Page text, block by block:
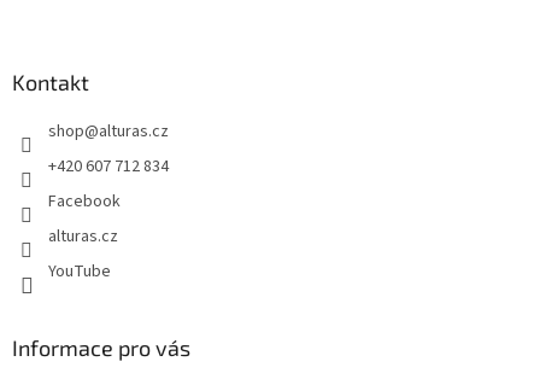
Kontakt
shop@alturas.cz
+420 607 712 834
Facebook
alturas.cz
YouTube
Informace pro vás